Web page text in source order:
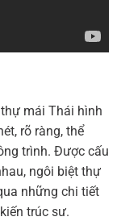
mái Thái hình
rõ ràng, thể
trình. Được cấu
ngôi biệt thự
những chi tiết
trúc sư.